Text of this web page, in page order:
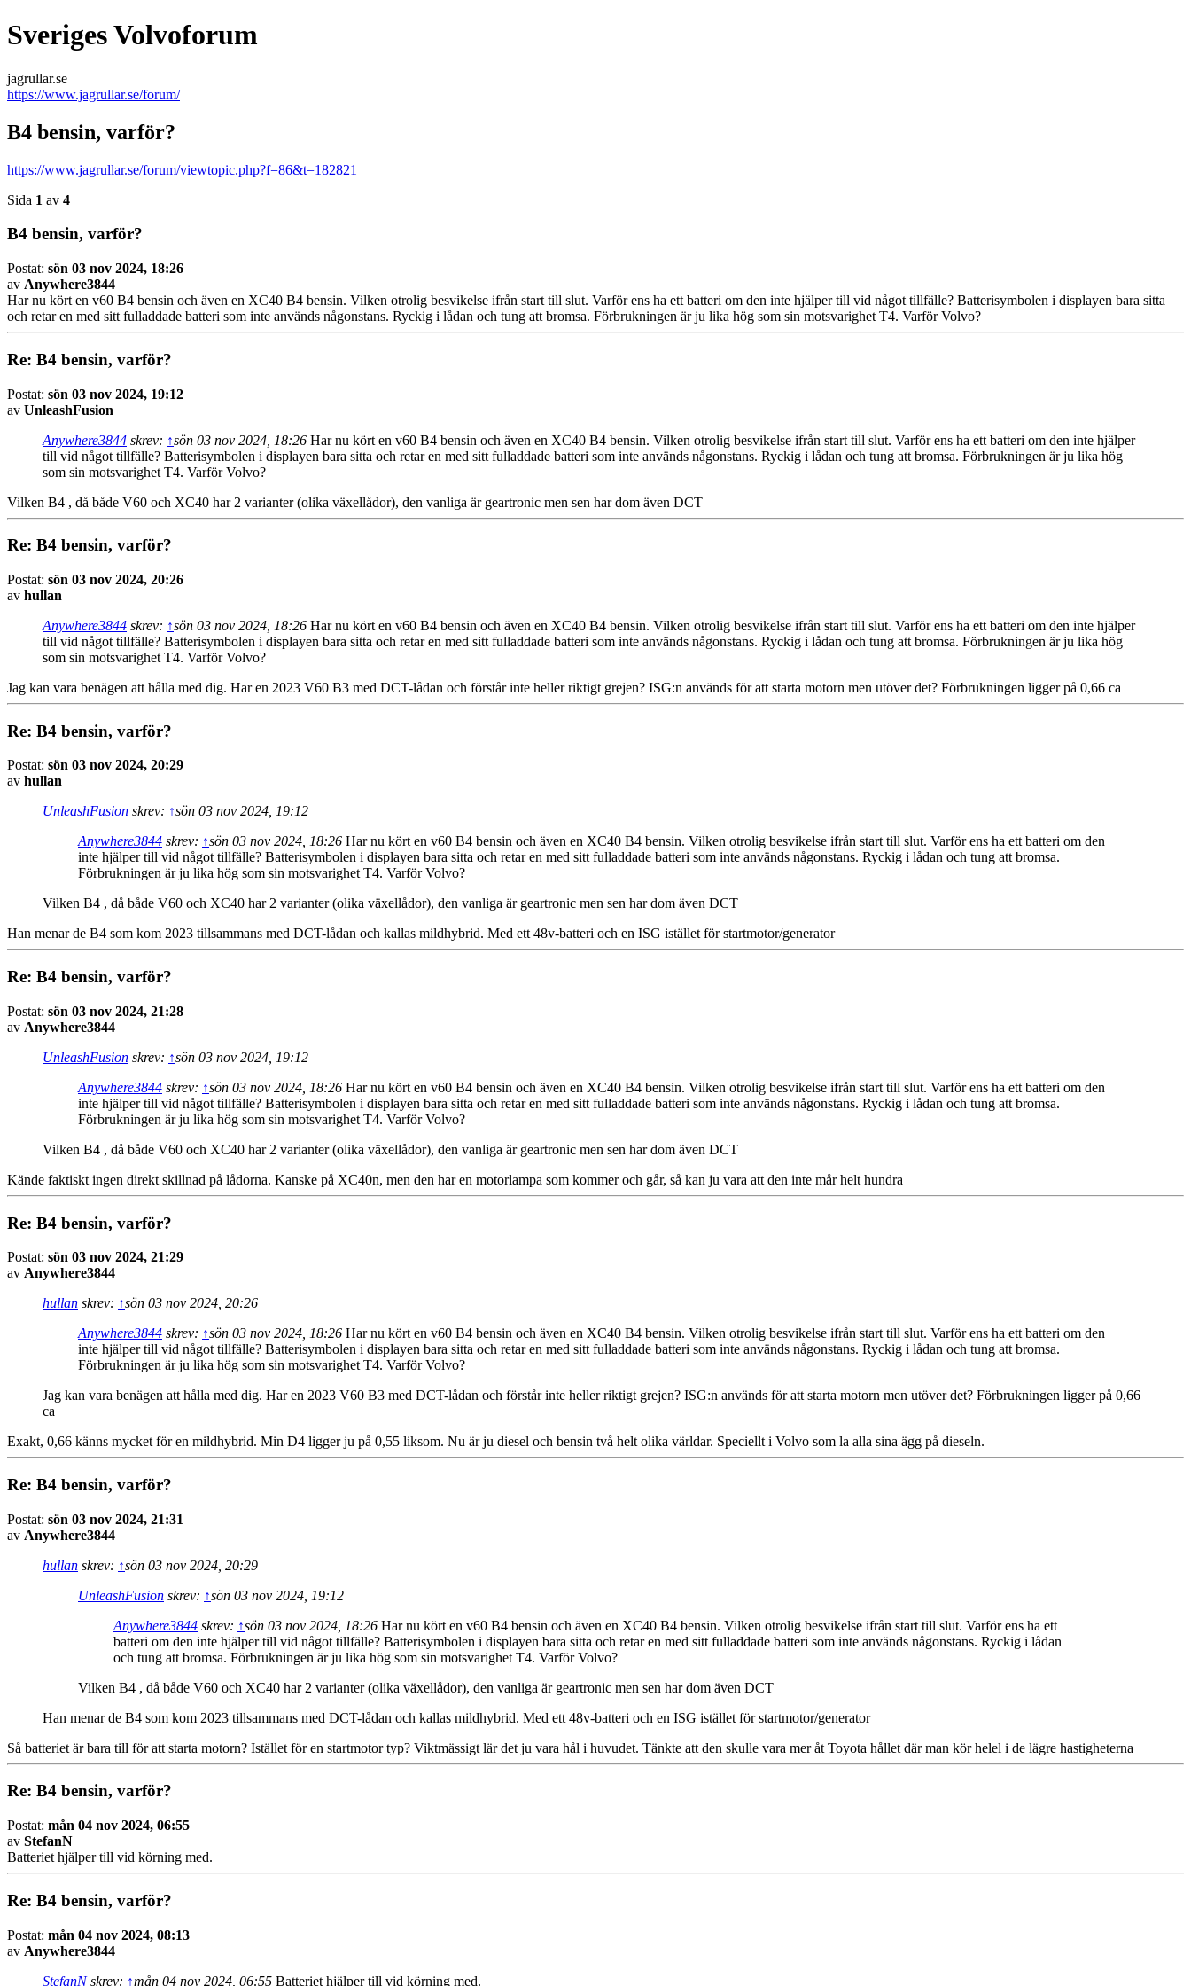
Sveriges Volvoforum
jagrullar.se
https://www.jagrullar.se/forum/
B4 bensin, varför?
https://www.jagrullar.se/forum/viewtopic.php?f=86&t=182821
Sida 1 av 4
B4 bensin, varför?
Postat: sön 03 nov 2024, 18:26
av Anywhere3844
Har nu kört en v60 B4 bensin och även en XC40 B4 bensin. Vilken otrolig besvikelse ifrån start till slut. Varför ens ha ett batteri om den inte hjälper till vid något tillfälle? Batterisymbolen i displayen bara sitta
och retar en med sitt fulladdade batteri som inte används någonstans. Ryckig i lådan och tung att bromsa. Förbrukningen är ju lika hög som sin motsvarighet T4. Varför Volvo?
Re: B4 bensin, varför?
Postat: sön 03 nov 2024, 19:12
av UnleashFusion
Anywhere3844 skrev: ↑sön 03 nov 2024, 18:26 Har nu kört en v60 B4 bensin och även en XC40 B4 bensin. Vilken otrolig besvikelse ifrån start till slut. Varför ens ha ett batteri om den inte hjälper
till vid något tillfälle? Batterisymbolen i displayen bara sitta och retar en med sitt fulladdade batteri som inte används någonstans. Ryckig i lådan och tung att bromsa. Förbrukningen är ju lika hög
som sin motsvarighet T4. Varför Volvo?
Vilken B4 , då både V60 och XC40 har 2 varianter (olika växellådor), den vanliga är geartronic men sen har dom även DCT
Re: B4 bensin, varför?
Postat: sön 03 nov 2024, 20:26
av hullan
Anywhere3844 skrev: ↑sön 03 nov 2024, 18:26 Har nu kört en v60 B4 bensin och även en XC40 B4 bensin. Vilken otrolig besvikelse ifrån start till slut. Varför ens ha ett batteri om den inte hjälper
till vid något tillfälle? Batterisymbolen i displayen bara sitta och retar en med sitt fulladdade batteri som inte används någonstans. Ryckig i lådan och tung att bromsa. Förbrukningen är ju lika hög
som sin motsvarighet T4. Varför Volvo?
Jag kan vara benägen att hålla med dig. Har en 2023 V60 B3 med DCT-lådan och förstår inte heller riktigt grejen? ISG:n används för att starta motorn men utöver det? Förbrukningen ligger på 0,66 ca
Re: B4 bensin, varför?
Postat: sön 03 nov 2024, 20:29
av hullan
UnleashFusion skrev: ↑sön 03 nov 2024, 19:12
Anywhere3844 skrev: ↑sön 03 nov 2024, 18:26 Har nu kört en v60 B4 bensin och även en XC40 B4 bensin. Vilken otrolig besvikelse ifrån start till slut. Varför ens ha ett batteri om den
inte hjälper till vid något tillfälle? Batterisymbolen i displayen bara sitta och retar en med sitt fulladdade batteri som inte används någonstans. Ryckig i lådan och tung att bromsa.
Förbrukningen är ju lika hög som sin motsvarighet T4. Varför Volvo?
Vilken B4 , då både V60 och XC40 har 2 varianter (olika växellådor), den vanliga är geartronic men sen har dom även DCT
Han menar de B4 som kom 2023 tillsammans med DCT-lådan och kallas mildhybrid. Med ett 48v-batteri och en ISG istället för startmotor/generator
Re: B4 bensin, varför?
Postat: sön 03 nov 2024, 21:28
av Anywhere3844
UnleashFusion skrev: ↑sön 03 nov 2024, 19:12
Anywhere3844 skrev: ↑sön 03 nov 2024, 18:26 Har nu kört en v60 B4 bensin och även en XC40 B4 bensin. Vilken otrolig besvikelse ifrån start till slut. Varför ens ha ett batteri om den
inte hjälper till vid något tillfälle? Batterisymbolen i displayen bara sitta och retar en med sitt fulladdade batteri som inte används någonstans. Ryckig i lådan och tung att bromsa.
Förbrukningen är ju lika hög som sin motsvarighet T4. Varför Volvo?
Vilken B4 , då både V60 och XC40 har 2 varianter (olika växellådor), den vanliga är geartronic men sen har dom även DCT
Kände faktiskt ingen direkt skillnad på lådorna. Kanske på XC40n, men den har en motorlampa som kommer och går, så kan ju vara att den inte mår helt hundra
Re: B4 bensin, varför?
Postat: sön 03 nov 2024, 21:29
av Anywhere3844
hullan skrev: ↑sön 03 nov 2024, 20:26
Anywhere3844 skrev: ↑sön 03 nov 2024, 18:26 Har nu kört en v60 B4 bensin och även en XC40 B4 bensin. Vilken otrolig besvikelse ifrån start till slut. Varför ens ha ett batteri om den
inte hjälper till vid något tillfälle? Batterisymbolen i displayen bara sitta och retar en med sitt fulladdade batteri som inte används någonstans. Ryckig i lådan och tung att bromsa.
Förbrukningen är ju lika hög som sin motsvarighet T4. Varför Volvo?
Jag kan vara benägen att hålla med dig. Har en 2023 V60 B3 med DCT-lådan och förstår inte heller riktigt grejen? ISG:n används för att starta motorn men utöver det? Förbrukningen ligger på 0,66
ca
Exakt, 0,66 känns mycket för en mildhybrid. Min D4 ligger ju på 0,55 liksom. Nu är ju diesel och bensin två helt olika världar. Speciellt i Volvo som la alla sina ägg på dieseln.
Re: B4 bensin, varför?
Postat: sön 03 nov 2024, 21:31
av Anywhere3844
hullan skrev: ↑sön 03 nov 2024, 20:29
UnleashFusion skrev: ↑sön 03 nov 2024, 19:12
Anywhere3844 skrev: ↑sön 03 nov 2024, 18:26 Har nu kört en v60 B4 bensin och även en XC40 B4 bensin. Vilken otrolig besvikelse ifrån start till slut. Varför ens ha ett
batteri om den inte hjälper till vid något tillfälle? Batterisymbolen i displayen bara sitta och retar en med sitt fulladdade batteri som inte används någonstans. Ryckig i lådan
och tung att bromsa. Förbrukningen är ju lika hög som sin motsvarighet T4. Varför Volvo?
Vilken B4 , då både V60 och XC40 har 2 varianter (olika växellådor), den vanliga är geartronic men sen har dom även DCT
Han menar de B4 som kom 2023 tillsammans med DCT-lådan och kallas mildhybrid. Med ett 48v-batteri och en ISG istället för startmotor/generator
Så batteriet är bara till för att starta motorn? Istället för en startmotor typ? Viktmässigt lär det ju vara hål i huvudet. Tänkte att den skulle vara mer åt Toyota hållet där man kör helel i de lägre hastigheterna
Re: B4 bensin, varför?
Postat: mån 04 nov 2024, 06:55
av StefanN
Batteriet hjälper till vid körning med.
Re: B4 bensin, varför?
Postat: mån 04 nov 2024, 08:13
av Anywhere3844
StefanNskrev: ↑mån 04 nov 2024, 06:55 Batteriet hjälper till vid körning med.